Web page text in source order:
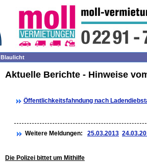
Blaulicht
Aktuelle Berichte - Hinweise
Öffentlichkeitsfahndung nach
Weitere Meldungen: 25.03.2013
Die Polizei bittet um Mithilfe